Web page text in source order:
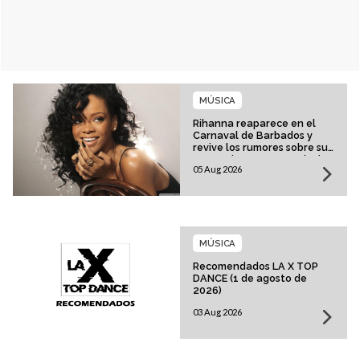
Rihanna reaparece en el
Carnaval de Barbados y
revive los rumores sobre su
esperado regreso musical
MÚSICA
05 Aug 2026
Recomendados LA X TOP
DANCE (1 de agosto de
2026)
MÚSICA
03 Aug 2026